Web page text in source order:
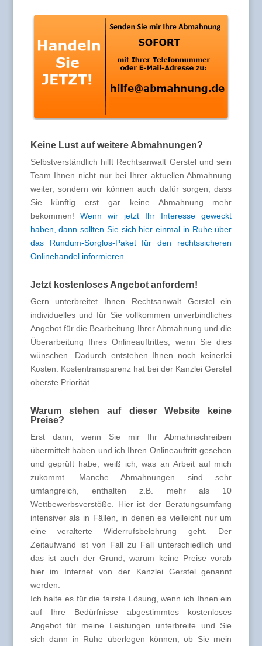
Keine Lust auf weitere Abmahnungen?
Selbstverständlich hilft Rechtsanwalt Gerstel und sein
Team Ihnen nicht nur bei Ihrer aktuellen Abmahnung
weiter, sondern wir können auch dafür sorgen, dass
Sie künftig erst gar keine Abmahnung mehr
bekommen! Wenn wir jetzt Ihr Interesse geweckt
haben, dann sollten Sie sich hier einmal in Ruhe über
das Rundum-Sorglos-Paket für den rechtssicheren
Onlinehandel informieren
Jetzt kostenloses Angebot anfordern!
Gern unterbreitet Ihnen Rechtsanwalt Gerstel ein
individuelles und für Sie vollkommen unverbindliches
Angebot für die Bearbeitung Ihrer Abmahnung und die
Überarbeitung Ihres Onlineauftrittes, wenn Sie dies
wünschen. Dadurch entstehen Ihnen noch keinerlei
Kosten. Kostentransparenz hat bei der Kanzlei Gerstel
oberste Priorität.
Warum stehen auf dieser Website keine
Preise?
Erst dann, wenn Sie mir Ihr Abmahnschreiben
übermittelt haben und ich Ihren Onlineauftritt gesehen
und geprüft habe, weiß ich, was an Arbeit auf mich
zukommt. Manche Abmahnungen sind sehr
umfangreich, enthalten z.B. mehr als 10
Wettbewerbsverstöße. Hier ist der Beratungsumfang
intensiver als in Fällen, in denen es vielleicht nur um
eine veralterte Widerrufsbelehrung geht. Der
Zeitaufwand ist von Fall zu Fall unterschiedlich und
das ist auch der Grund, warum keine Preise vorab
hier im Internet von der Kanzlei Gerstel genannt
werden.
Ich halte es für die fairste Lösung, wenn ich Ihnen ein
auf Ihre Bedürfnisse abgestimmtes kostenloses
Angebot für meine Leistungen unterbreite und Sie
sich dann in Ruhe überlegen können, ob Sie mein